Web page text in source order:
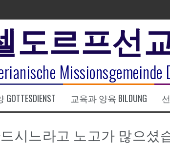
등부 발표
1기 수료식
도르프선
Missionsgemeinde
교육과 양육 BILDUNG
시느라고 노고가 많으셨